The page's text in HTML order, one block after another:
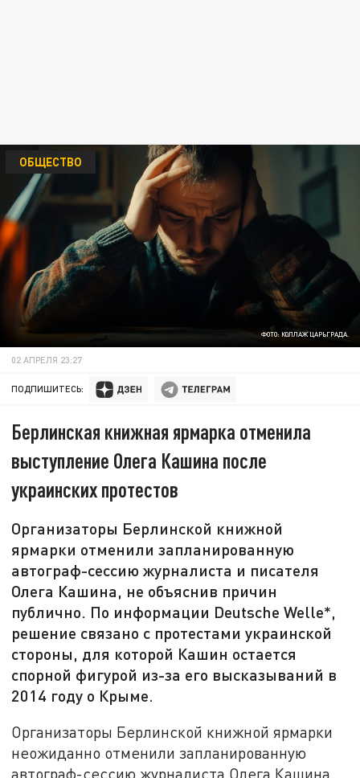
ФОТО: КОЛЛАЖ ЦАРЬГРАДА.
ОБЩЕСТВО
02 АПРЕЛЯ 23:27
ПОДПИШИТЕСЬ:
Берлинская книжная ярмарка отменила
выступление Олега Кашина после
украинских протестов
Организаторы Берлинской книжной
ярмарки отменили запланированную
автограф-сессию журналиста и писателя
Олега Кашина, не объяснив причин
публично. По информации Deutsche Welle*,
решение связано с протестами украинской
стороны, для которой Кашин остается
спорной фигурой из-за его высказываний в
2014 году о Крыме.
Организаторы Берлинской книжной ярмарки
неожиданно отменили запланированную
автограф-сессию журналиста Олега Кашина.